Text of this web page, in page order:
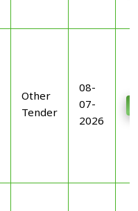
Other
Tender
08-
07-
2026